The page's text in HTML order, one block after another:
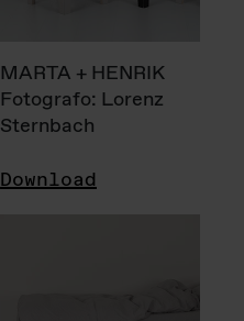
MARTA + HENRIK
Fotografo: Lorenz
Sternbach
Download